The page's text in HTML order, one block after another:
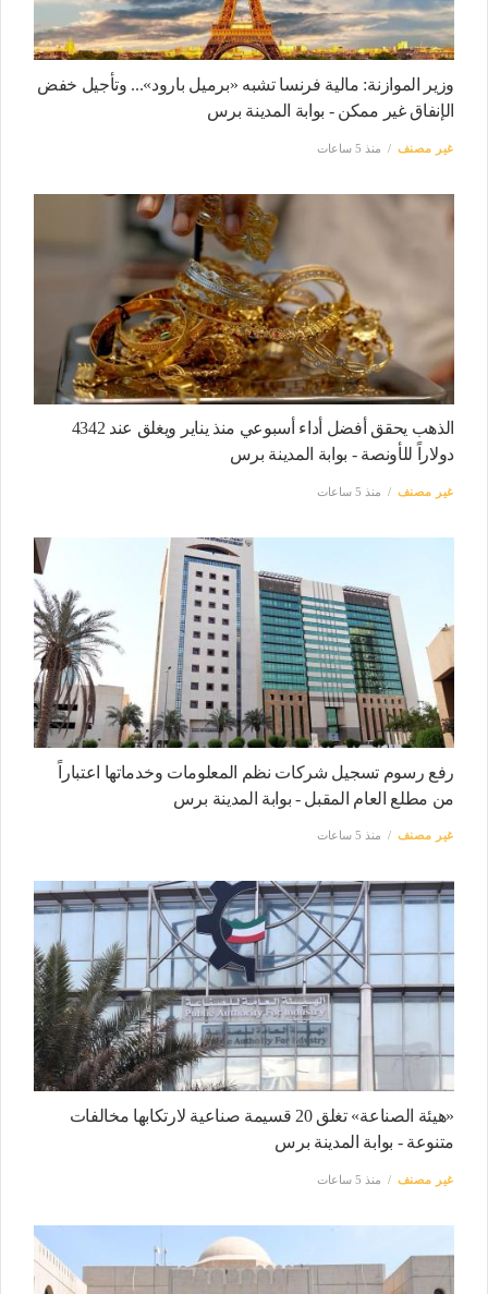
وزير الموازنة: مالية فرنسا تشبه «برميل بارود»... وتأجيل خفض
الإنفاق غير ممكن - بوابة المدينة برس
غير مصنف منذ 5 ساعات
الذهب يحقق أفضل أداء أسبوعي منذ يناير ويغلق عند 4342
دولاراً للأونصة - بوابة المدينة برس
غير مصنف منذ 5 ساعات
رفع رسوم تسجيل شركات نظم المعلومات وخدماتها اعتباراً
من مطلع العام المقبل - بوابة المدينة برس
غير مصنف منذ 5 ساعات
«هيئة الصناعة» تغلق 20 قسيمة صناعية لارتكابها مخالفات
متنوعة - بوابة المدينة برس
غير مصنف منذ 5 ساعات